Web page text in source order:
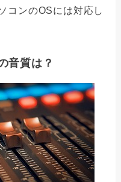
コンのOSには対応し
音質は？